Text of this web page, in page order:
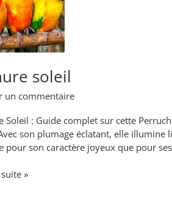
soleil
un commentaire
Soleil : Guide complet sur cette
son plumage éclatant, elle illumine
pour son caractère joyeux que pour
»